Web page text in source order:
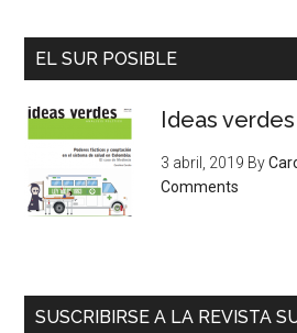
EL SUR POSIBLE
Ideas verdes
3 abril, 2019 By
Comments
SUSCRIBIRSE A LA REVISTA